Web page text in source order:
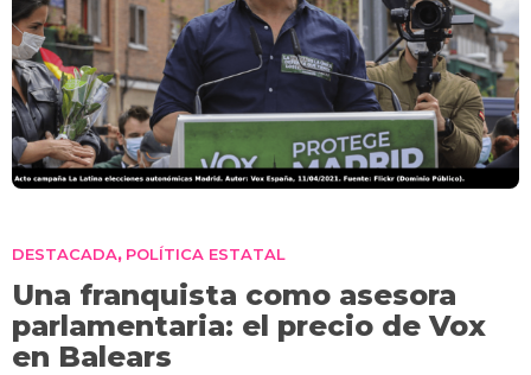
DESTACADA, POLÍTICA ESTATAL
Una franquista como asesora
parlamentaria: el precio de Vox
en Balears